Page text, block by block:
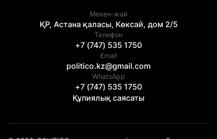
Мекен-жай
ҚР, Астана қаласы, Көксай, дом 2/5
Телефон
+7 (747) 535 1750
Email
politico.kz@gmail.com
WhatsApp
+7 (747) 535 1750
Құпиялық саясаты